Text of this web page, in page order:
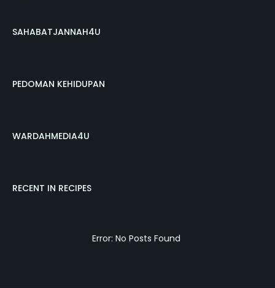
SAHABATJANNAH4U
PEDOMAN KEHIDUPAN
WARDAHMEDIA4U
RECENT IN RECIPES
Error: No Posts Found